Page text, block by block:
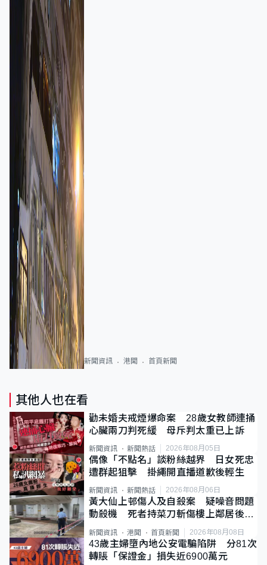
新聞資訊 港聞 首頁新聞
其他人也在看
勸未婚夫戒煙爆命案 28歲女教師連捅
心臟兩刀判死緩 母斥判太重已上訴
新聞資訊 新聞熱話 2026年08月05日
偶像「不點名」談粉絲越界 日女死忠
遭群起狙擊 掛繩開直播道歉後輕生
新聞資訊 新聞熱話 2026年08月06日
黃大仙上邨傷人及自殺案 疑噪音問題
動殺機 死者持菜刀斬傷樓上鄰居後墮
新聞資訊 港聞 首頁新聞 2026年08月08日
43歲主婦墮內地公安電騙陷阱 分81次
轉賬「保證金」損失近6900萬元